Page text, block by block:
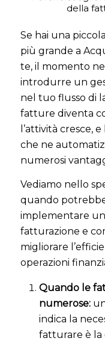
della
Se hai una
più grande a
te, il momento
introdurre un
nel tuo flusso di
fatture diventa
l’attività cresce,
che ne
numerosi
Vediamo nello
quando
implementare
fatturazione e
migliorare
operazioni
Quando le
numerose:
indica la
fatturare è la